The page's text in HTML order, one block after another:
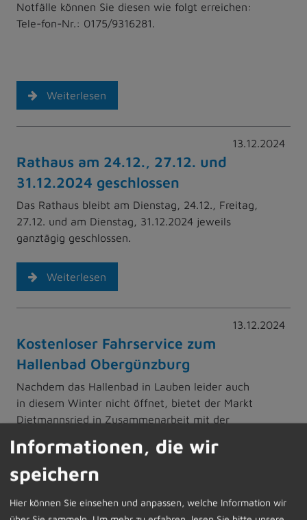
Notfälle können Sie diesen wie folgt erreichen:
Tele-fon-Nr.: 0175/9316281.
Weiterlesen
13.12.2024
Rathaus am 24.12., 27.12. und
31.12.2024 geschlossen
Das Rathaus bleibt am Dienstag, 24.12., Freitag,
27.12. und am Dienstag, 31.12.2024 jeweils
ganztägig geschlossen.
Weiterlesen
13.12.2024
Kostenloser Fahrservice zum
Hallenbad Obergünzburg
Nachdem das Hallenbad in Lauben leider auch
in diesem Winter nicht öffnet, bietet der Markt
Dietmannsried in Zusammenarbeit mit der
einen kostenfreien Transfer zum Hallenbad nach
Obergünzburg an.
Der „Schwimm-Shuttle“ ist derzeit an folgenden
Informationen, die wir
speichern
Hier können Sie einsehen und anpassen, welche Information wir